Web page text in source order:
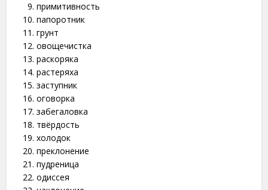
примитивность
папоротник
грунт
овощечистка
раскоряка
растеряха
заступник
оговорка
забегаловка
твёрдость
холодок
преклонение
пудреница
одиссея